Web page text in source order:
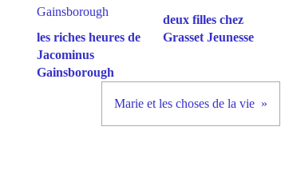
les riches heures de
Jacominus
Gainsborough
deux filles chez
Grasset Jeunesse
Marie et les choses de la vie